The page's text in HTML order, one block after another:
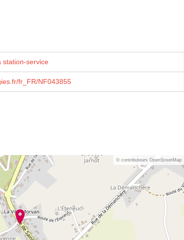
station-service
fr_FR/NF043855
© contributeurs OpenStreetMap